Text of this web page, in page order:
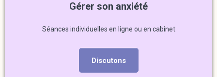
Gérer son anxiété
Séances individuelles en ligne ou en cabinet
Discutons